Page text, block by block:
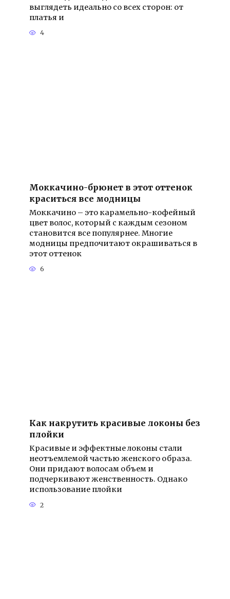
выглядеть идеально со всех сторон: от
платья и
4
Моккачино-брюнет в этот оттенок
краситься все модницы
Моккачино – это карамельно-кофейный
цвет волос, который с каждым сезоном
становится все популярнее. Многие
модницы предпочитают окрашиваться в
этот оттенок
6
Как накрутить красивые локоны без
плойки
Красивые и эффектные локоны стали
неотъемлемой частью женского образа.
Они придают волосам объем и
подчеркивают женственность. Однако
использование плойки
2